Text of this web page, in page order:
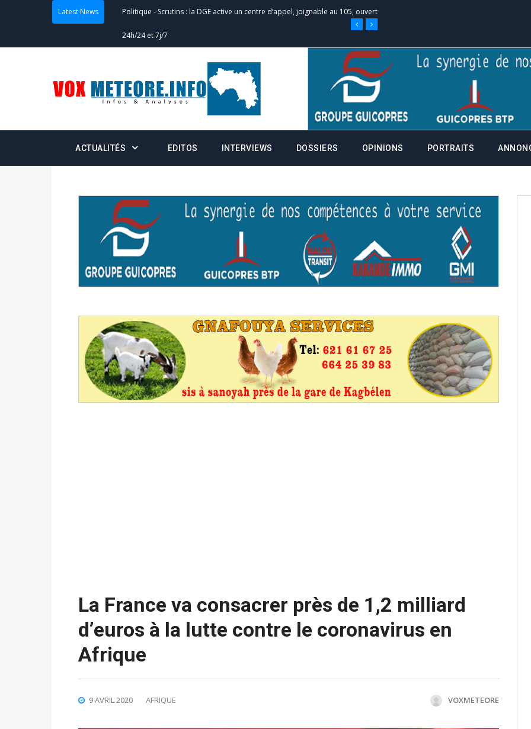
Latest News Politique - Scrutins : la DGE active un centre d’appel, joignable au 105, ouvert
24h/24 et 7j/7
Double scrutin du 31 mai : fin des campagnes ce jeudi 28 mai à
minuit
Actualités - Communiqué relatif à la délivrance de la fiche de procuration
Politique-Convocation des membres des Commissions Administratives de
Centralisation des Votes (CACV) à une prestation de serment et à une
Politique Candidats : désignez vos représentants aux CACV (centralisation
des votes) avant le 16 mai à 16h
Politique Double scrutin du 31 mai : retrait des cartes d’électeurs possible
du 16 au 31 mai 2026
avant le 16 mai 2026 à 16h
Politique-Proclamation des résultats globaux provisoires et des
statistiques des législatives et communales : ce 4 juin à 18h
Politique-Suite de la publication des résultats partiels des élections de mai
ACTUALITÉS EDITOS INTERVIEWS DOSSIERS OPINIONS PORTRAITS
La France va consacrer près de 1,2 milliard
d’euros à la lutte contre le coronavirus en
Afrique
9 AVRIL 2020 AFRIQUE VOXMETEORE